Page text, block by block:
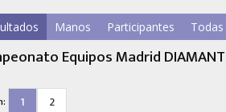
Manos Participantes
Equipos Madrid
1 2